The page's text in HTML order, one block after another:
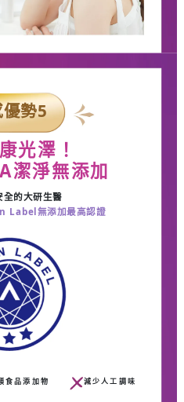
勢5
光澤！
潔淨無添加
全的大研生醫
Label無添加最高認證
食品添加物 減少人工調味